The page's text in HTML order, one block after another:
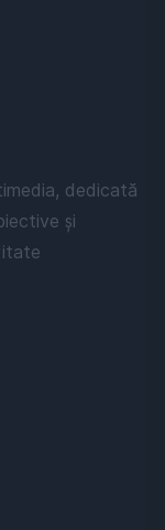
dedicată
și